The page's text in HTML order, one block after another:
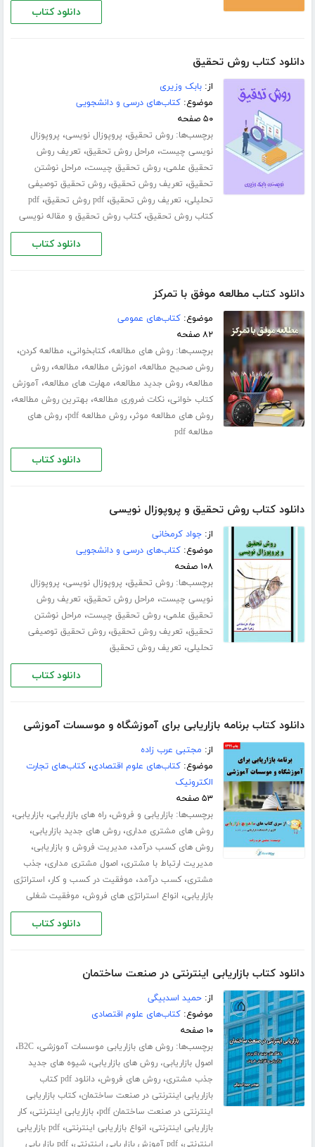
دانلود کتاب
دانلود کتاب روش تحقیق
از:بابک وزیری
موضوع:کتاب‌های درسی و دانشجویی
۵۰ صفحه
برچسب‌ها:روش تحقیق، پروپوزال نویسی، پروپوزال
نویسی چیست، مراحل روش تحقیق، تعریف روش
تحقیق علمی،روش تحقیق چیست، مراحل نوشتن
تحقیق، تعریف روش تحقیق،روش تحقیق توصیفی
تحلیلی، تعریف روش تحقیق،pdf روش تحقیق ،pdf
کتاب روش تحقیق،کتاب روش تحقیق و مقاله نویسی
دانلود کتاب
دانلود کتاب مطالعه موفق با تمرکز
موضوع:کتاب‌های عمومی
۸۲ صفحه
برچسب‌ها:روش های مطالعه،کتابخوانی، مطالعه کردن،
روش صحیح مطالعه، اموزش مطالعه، مطالعه،روش
مطالعه،روش جدید مطالعه، مهارت های مطالعه،آموزش
کتاب خوانی،نکات ضروری مطالعه،بهترین روش مطالعه،
روش های مطالعه موثر،روش مطالعه pdf ،روش های
مطالعه pdf
دانلود کتاب
دانلود کتاب روش تحقیق و پروپوزال نویسی
از:جواد کرمخانی
موضوع:کتاب‌های درسی و دانشجویی
۱۰۸ صفحه
برچسب‌ها:روش تحقیق، پروپوزال نویسی، پروپوزال
نویسی چیست، مراحل روش تحقیق، تعریف روش
تحقیق علمی،روش تحقیق چیست، مراحل نوشتن
تحقیق، تعریف روش تحقیق،روش تحقیق توصیفی
تحلیلی، تعریف روش تحقیق
دانلود کتاب
دانلود کتاب برنامه بازاریابی برای آموزشگاه و موسسات آموزشی
از: مجتبی عرب زاده
موضوع:کتاب‌های علوم اقتصادی،کتاب‌های تجارت
الکترونیک
۵۳ صفحه
برچسب‌ها:بازاریابی و فروش،راه های بازاریابی،بازاریابی،
روش های مشتری مداری،روش های جدید بازاریابی،
روش های کسب درآمد، مدیریت فروش و بازاریابی،
مدیریت ارتباط با مشتری، اصول مشتری مداری، جذب
مشتری،کسب درآمد، موفقیت در کسب و کار، استراتژی
بازاریابی، انواع استراتژی های فروش، موفقیت شغلی
دانلود کتاب
دانلود کتاب بازاریابی اینترنتی در صنعت ساختمان
از:حمید اسدبیگی
موضوع:کتاب‌های علوم اقتصادی
۱۰ صفحه
برچسب‌ها:روش های بازاریابی موسسات آموزشی،B2C،
اصول بازاریابی، روش های بازاریابی،شیوه های جدید
جذب مشتری،روش های فروش،
دانلود pdf کتاب
بازاریابی اینترنتی در صنعت ساختمان،کتاب بازاریابی
اینترنتی در صنعت ساختمان pdf
،بازاریابی اینترنتی،کار
بازاریابی اینترنتی، انواع بازاریابی اینترنتی،
pdf بازاریابی
اینترنتی،pdf آموزش بازاریابی اینترنتی ، pdf بازاریابی